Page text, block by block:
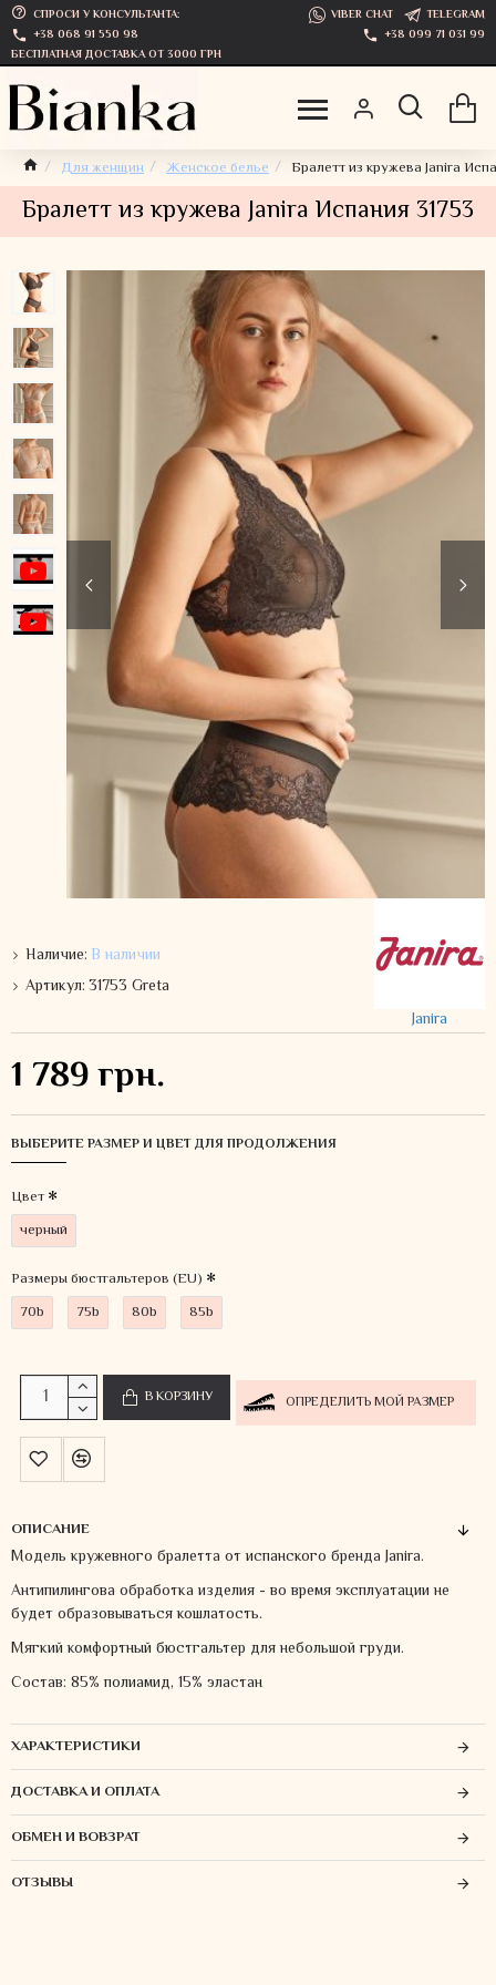
СПРОСИ У КОНСУЛЬТАНТА: VIBER CHAT
TELEGRAM
+38 068 91 550 98
+38 099 71 031 99
БЕСПЛАТНАЯ ДОСТАВКА ОТ 3000 ГРН
Для женщин Женское белье Бралетт из кружева Janira
Бралетт из кружева Janira Испания 31753
Наличие: В наличии
Артикул:31753 Greta
Janira
1 789 грн.
ВЫБЕРИТЕ РАЗМЕР И ЦВЕТ ДЛЯ ПРОДОЛЖЕНИЯ
Цвет
черный
Размеры бюстгальтеров (EU)
70b
75b 80b 85b
В КОРЗИНУ ОПРЕДЕЛИТЬ МОЙ РАЗМЕР
ОПИСАНИЕ
Модель кружевного бралетта от испанского бренда Janira.
Антипилингова обработка изделия - во время эксплуатации не
будет образовываться кошлатость.
Мягкий комфортный бюстгальтер для небольшой груди.
Состав: 85% полиамид, 15% эластан
ХАРАКТЕРИСТИКИ
ДОСТАВКА И ОПЛАТА
ОБМЕН И ВОВЗРАТ
ОТЗЫВЫ